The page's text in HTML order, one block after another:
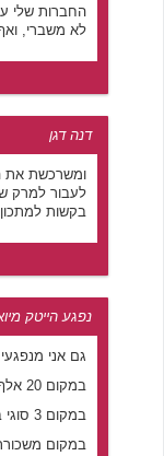
החברות שלי
לא משברי,
דנה דגן
ומשרכשת את
לעבור למרק
בקשות למתכון
נפגע הייטק
גם אני
במקום 20 אלף ברוטו + רכב המשכורת ירדה ל 18 + רכב
במקום 3 סוגי בשר בשבוע קיצצו ל 2
במקום משכורת 14 נשארה רק